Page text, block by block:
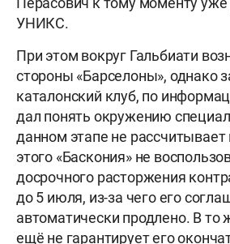
УНИКС.
При этом вокруг Гальбиати
стороны «Барселоны», однако
каталонский клуб, по
дал понять окружению
данном этапе не рассчитывает
этого «Баскония» не
досрочного расторжения
до 5 июля, из-за чего его
автоматически продлено. В то
ещё не гарантирует его